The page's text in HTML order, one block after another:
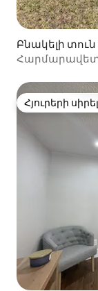
Բնակելի տուն
Հարմարավետ
Հյուրերի
Հյուրերի